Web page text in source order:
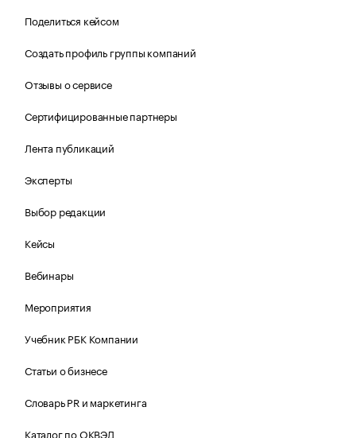
Поделиться кейсом
Создать профиль группы компаний
Отзывы о сервисе
Сертифицированные партнеры
Лента публикаций
Эксперты
Выбор редакции
Кейсы
Вебинары
Мероприятия
Учебник РБК Компании
Статьи о бизнесе
Словарь PR и маркетинга
Каталог по ОКВЭД